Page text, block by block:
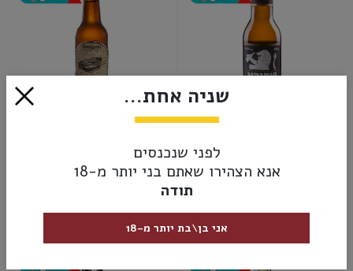
₪14.00
₪14.00
שניה אחת...
לפני שנכנסים
אנא הצהירו שאתם בני יותר מ-18
תודה
אני בן\בת יותר מ-18